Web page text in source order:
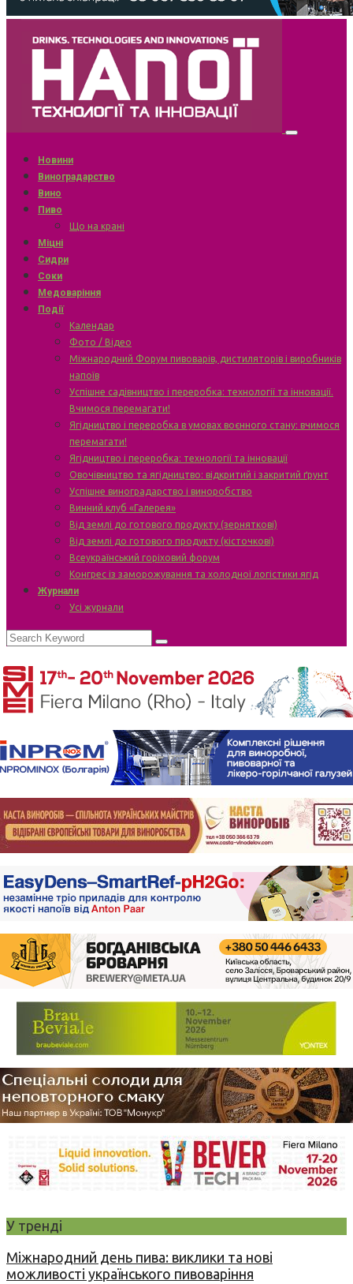
Новини
Виноградарство
Вино
Пиво
Що на крані
Міцні
Сидри
Соки
Медоваріння
Події
Календар
Фото / Відео
Міжнародний Форум пивоварів, дистиляторів і виробників
напоїв
Успішне садівництво і переробка: технології та інновації.
Вчимося перемагати!
Ягідництво і переробка в умовах воєнного стану: вчимося
перемагати!
Ягідництво і переробка: технології та інновації
Овочівництво та ягідництво: відкритий і закритий ґрунт
Успішне виноградарство і виноробство
Винний клуб «Галерея»
Від землі до готового продукту (зерняткові)
Від землі до готового продукту (кісточкові)
Всеукраїнський горіховий форум
Конгрес із заморожування та холодної логістики ягід
Журнали
Усі журнали
У тренді
Міжнародний день пива: виклики та нові
можливості українського пивоваріння